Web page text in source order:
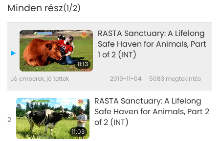
Minden rész(1/2)
11:13
RASTA Sanctuary: A Lifelong
Safe Haven for Animals, Part
1 of 2 (INT)
Jó emberek, jó tettek 2019-11-04 5083 megtekintés
2
11:03
RASTA Sanctuary: A Lifelong
Safe Haven for Animals, Part 2
of 2 (INT)